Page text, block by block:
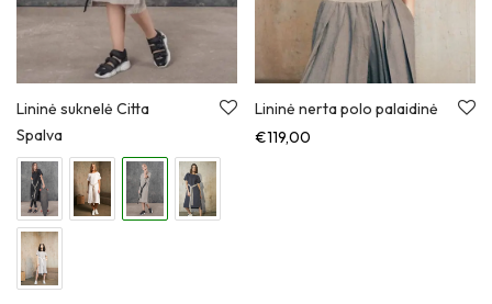
Lininė suknelė Citta
Spalva
Lininė nerta polo palaidinė
€119,00